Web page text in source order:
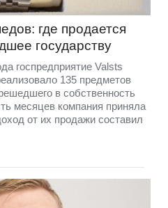
где продается
государству
госпредприятие Valsts
135 предметов
в собственность
месяцев компания приняла
от их продажи составил